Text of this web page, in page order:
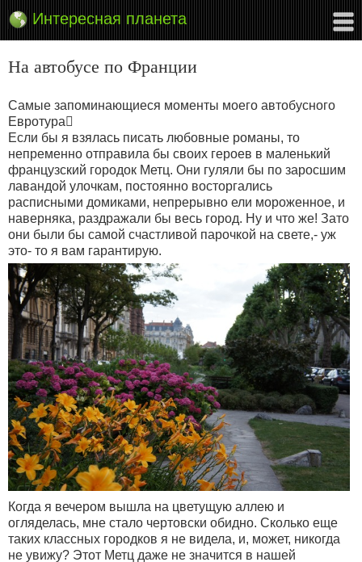
Интересная планета
На автобусе по Франции
Самые запоминающиеся моменты моего автобусного
Евротура
Если бы я взялась писать любовные романы, то
непременно отправила бы своих героев в маленький
французский городок Метц. Они гуляли бы по заросшим
лавандой улочкам, постоянно восторгались
расписными домиками, непрерывно ели мороженное, и
наверняка, раздражали бы весь город. Ну и что же! Зато
они были бы самой счастливой парочкой на свете,- уж
это- то я вам гарантирую.
Когда я вечером вышла на цветущую аллею и
огляделась, мне стало чертовски обидно. Сколько еще
таких классных городков я не видела, и, может, никогда
не увижу? Этот Метц даже не значится в нашей